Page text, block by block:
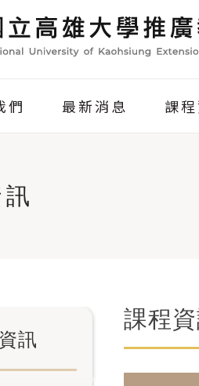
們 最新消息 課
訊
課程